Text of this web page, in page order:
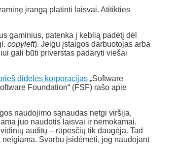
įrangą platinti laisvai. Atitikties
gaminius, patenka į keblią padėtį dėl
copyleft). Jeigu įstaigos darbuotojas arba
gali būti priverstas padaryti viešai
dideles korporacijas „Software
Foundation“ (FSF) rašo apie
naudojimo sąnaudas netgi viršija,
juo naudotis laisvai ir nemokamai.
auditų – rūpesčių tik daugėja. Tad
Svarbu įsidėmėti, jog naudojant